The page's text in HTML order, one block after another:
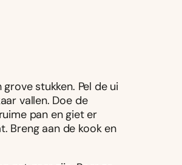
stukken. Pel de ui
vallen. Doe de
pan en giet er
Breng aan de kook en